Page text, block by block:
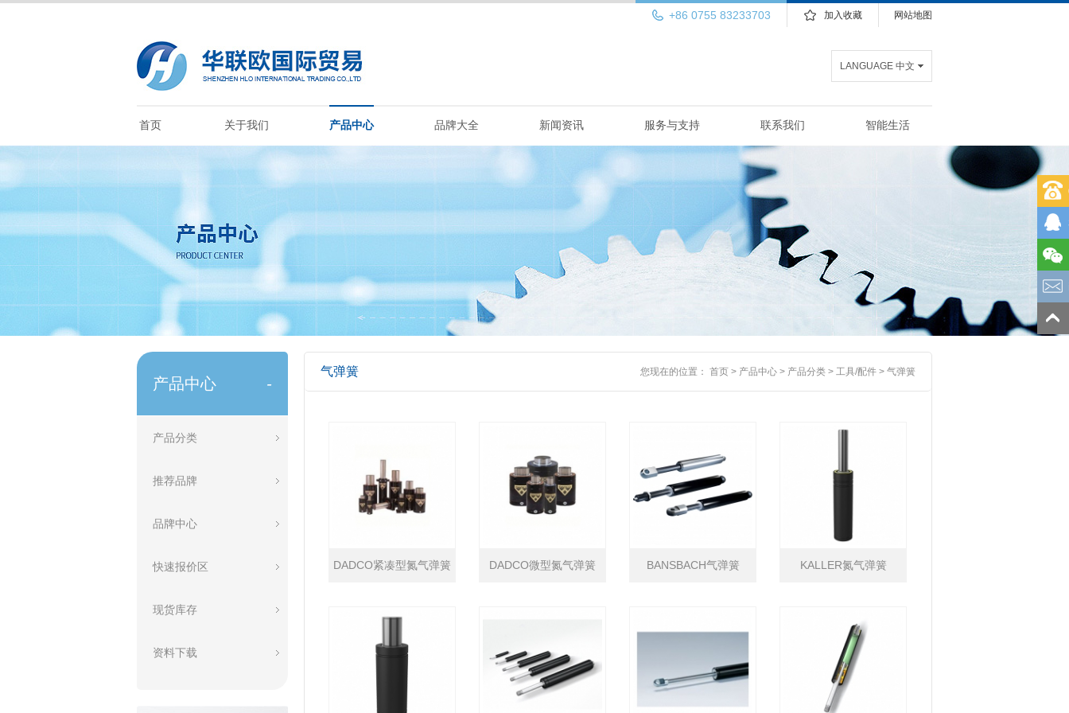
网站地图
加入收藏
+86 0755 83233703
LANGUAGE 中文
首页 关于我们 产品中心 品牌大全 新闻资讯 服务与支持 联系我们 智能生活
产品中心 -
产品分类
推荐品牌
品牌中心
快速报价区
现货库存
资料下载
气弹簧 您现在的位置： 首页 > 产品中心 > 产品分类 > 工具/配件 > 气弹簧
DADCO紧凑型氮气弹簧 DADCO微型氮气弹簧 BANSBACH气弹簧 KALLER氮气弹簧